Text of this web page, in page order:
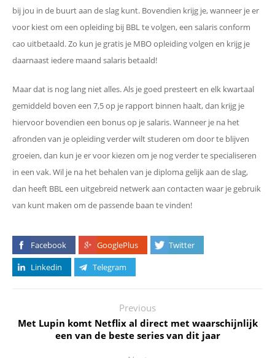
bij jou in de buurt aan de slag kunt. Bovendien krijg je, wanneer je er
voor kiest om een opleiding bij BBL te volgen, een salaris conform
cao uitbetaald. Zo kun je gratis je MBO opleiding volgen en krijg je
daarnaast iedere maand salaris betaald!
Maar dat is nog lang niet alles. Als je goed presteert en elk kwartaal
gemiddeld boven een 7,5 op je rapport binnen haalt, dan krijg je
hiervoor bovendien een bonus op je salaris. Wanneer je na het
afronden van je opleiding verder wilt studeren om door te blijven
groeien, dan kun je er voor kiezen om je nog verder te specialiseren
in een vak. Wil je na het behalen van je diploma gelijk aan de slag,
dan heeft BBL een uitgebreid netwerk aan contacten waar je gebruik
van kunt maken om de passende baan te vinden!
Facebook GooglePlus
Twitter
Linkedin
Telegram
Previous
Met Lupin komt Netflix al direct met waarschijnlijk
een van de beste series van dit jaar